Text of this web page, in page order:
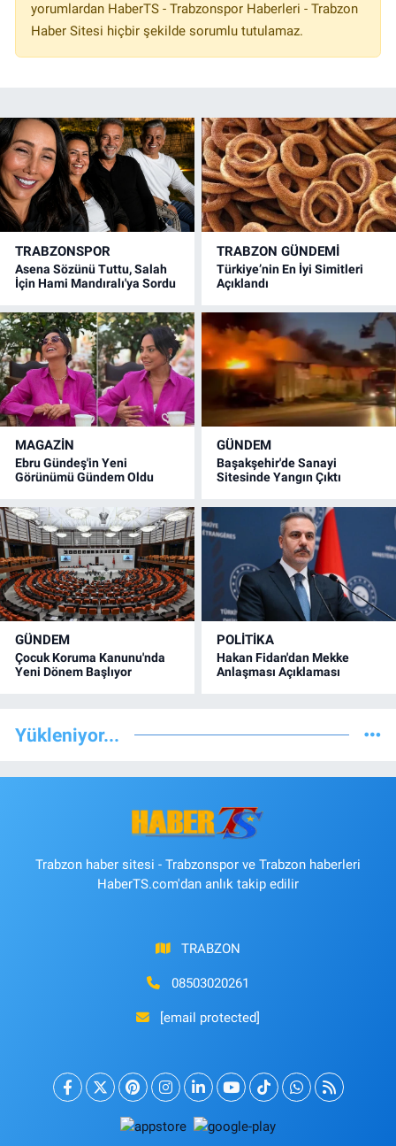
yorumlardan HaberTS - Trabzonspor Haberleri - Trabzon
Haber Sitesi hiçbir şekilde sorumlu tutulamaz.
TRABZONSPOR
Asena Sözünü Tuttu, Salah
İçin Hami Mandıralı'ya Sordu
TRABZON GÜNDEMİ
Türkiye’nin En İyi Simitleri
Açıklandı
MAGAZİN
Ebru Gündeş'in Yeni
Görünümü Gündem Oldu
GÜNDEM
Başakşehir'de Sanayi
Sitesinde Yangın Çıktı
GÜNDEM
Çocuk Koruma Kanunu'nda
Yeni Dönem Başlıyor
POLİTİKA
Hakan Fidan'dan Mekke
Anlaşması Açıklaması
Yükleniyor...
Trabzon haber sitesi - Trabzonspor ve Trabzon haberleri
HaberTS.com'dan anlık takip edilir
TRABZON
08503020261
[email protected]